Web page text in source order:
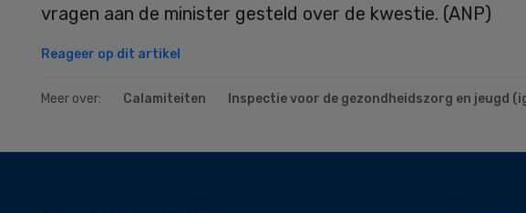
vragen aan de minister gesteld over de kwestie. (ANP)
Reageer op dit artikel
Meer over: Calamiteiten Inspectie voor de gezondheidszorg en jeugd